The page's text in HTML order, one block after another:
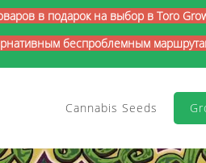
в подарок на выбор в Toro
беспроблемным
Cannabis Seeds